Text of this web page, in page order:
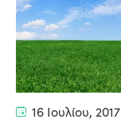
16 Ιουλίου, 2017